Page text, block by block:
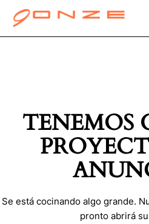
TENEMOS
Se está cocinando algo grande.
pronto abrirá